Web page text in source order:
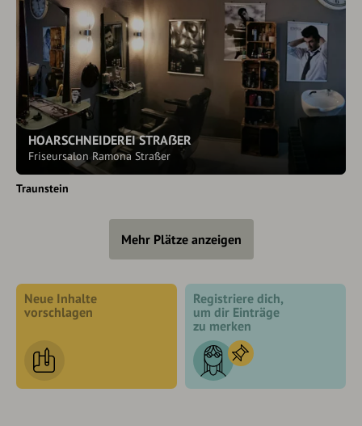
HOARSCHNEIDEREI STRAẞER
Friseursalon Ramona Straßer
Traunstein
Mehr Plätze anzeigen
Neue Inhalte
vorschlagen
Registriere dich,
um dir Einträge
zu merken